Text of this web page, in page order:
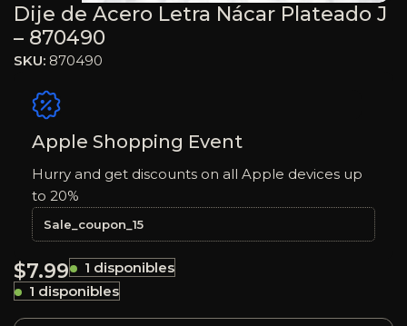
Dije de Acero Letra Nácar Plateado J
– 870490
SKU: 870490
Apple Shopping Event
Hurry and get discounts on all Apple devices up
to 20%
Sale_coupon_15
$7.99
1 disponibles
1 disponibles